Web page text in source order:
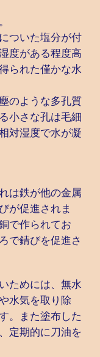
ついた塩分が付
度がある程度高
られた僅かな水
のような多孔質
小さな孔は毛細
対湿度で水が凝
は鉄が他の金属
が促進されま
で作られてお
で錆びを促進さ
ためには、無水
水気を取り除
。また塗布した
定期的に刀油を